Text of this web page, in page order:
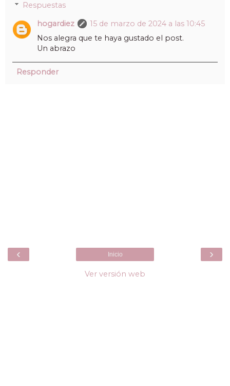
Respuestas
hogardiez
15 de marzo de 2024 a las 10:45
Nos alegra que te haya gustado el post.
Un abrazo
Responder
‹ ›
Inicio
Ver versión web